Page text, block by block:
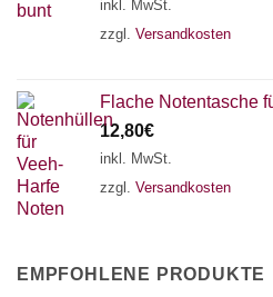
inkl. MwSt.
zzgl. Versandkosten
Flache Notentasche
12,80€
inkl. MwSt.
zzgl. Versandkosten
EMPFOHLENE PRODUKTE